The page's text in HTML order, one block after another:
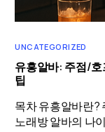
UNCATEGORIZED
유흥알바: 주점/호
팁
목차 유흥알바란?
노래방 알바의 나